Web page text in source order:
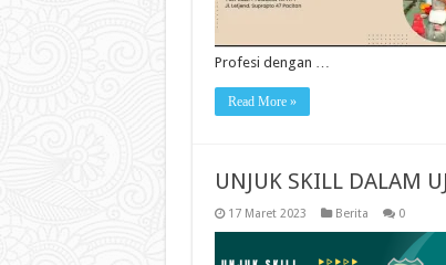
Profesi dengan …
Read More »
UNJUK SKILL DALAM
17 Maret 2023 Berita 0